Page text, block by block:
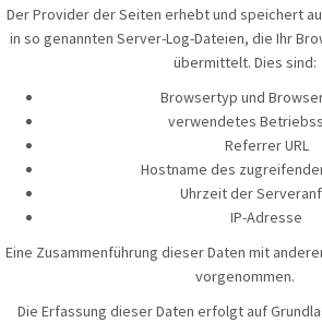
Der Provider der Seiten erhebt und speichert
in so genannten Server-Log-Dateien, die Ihr
übermittelt. Dies sind:
Browsertyp und
verwendetes
Referrer URL
Hostname des
Uhrzeit der
IP-Adresse
Eine Zusammenführung dieser Daten mit
vorgenommen.
Die Erfassung dieser Daten erfolgt auf